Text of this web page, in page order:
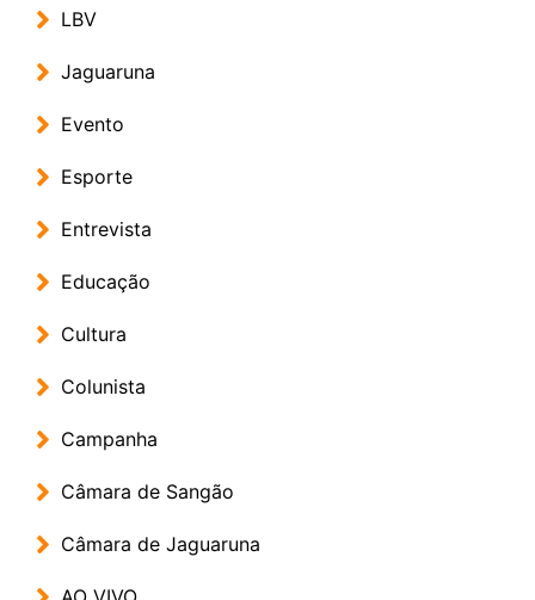
LBV
Jaguaruna
Evento
Esporte
Entrevista
Educação
Cultura
Colunista
Campanha
Câmara de Sangão
Câmara de Jaguaruna